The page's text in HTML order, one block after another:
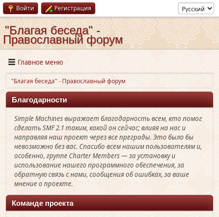
Войти Регистрация
"Благая беседа" -
Православный форум
Главное меню
"Благая беседа" - Православный форум
Благодарности
Simple Machines выражает благодарность всем, кто помог
сделать SMF 2.1 таким, какой он сейчас; влияя на нас и
направляя наш проект через все преграды. Это было бы
невозможно без вас. Спасибо всем нашим пользователям и,
особенно, группе Charter Members — за установку и
использование нашего программного обеспечения, за
обратную связь с нами, сообщения об ошибках, за ваше
мнение о проекте.
Команде проекта